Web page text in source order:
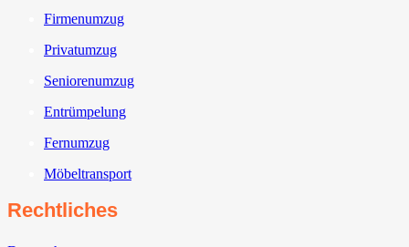
Firmenumzug
Privatumzug
Seniorenumzug
Entrümpelung
Fernumzug
Möbeltransport
Rechtliches